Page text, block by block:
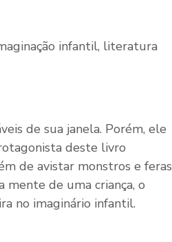
infantil, literatura
de sua janela. Porém, ele
deste livro
de avistar monstros e feras
mente de uma criança, o
no imaginário infantil.